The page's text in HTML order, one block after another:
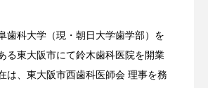
歯科大学（現・朝日大学歯学部）を
る東大阪市にて鈴木歯科医院を開業
は、東大阪市西歯科医師会 理事を務